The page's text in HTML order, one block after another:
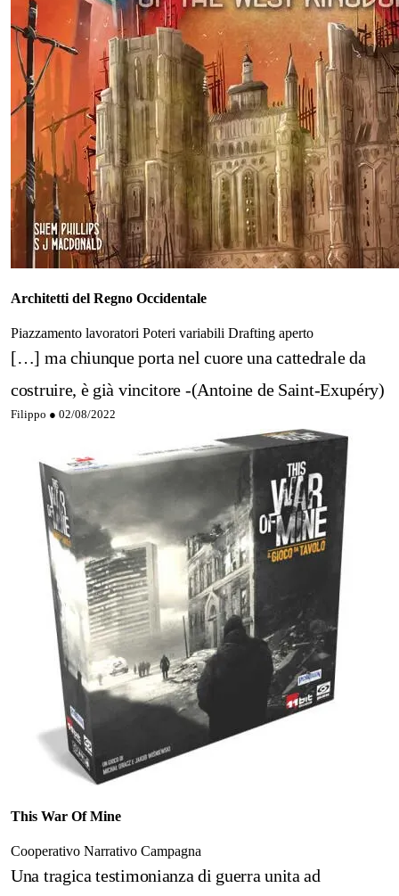
Architetti del Regno Occidentale
Piazzamento lavoratori Poteri variabili Drafting aperto
[…] ma chiunque porta nel cuore una cattedrale da
costruire, è già vincitore -(Antoine de Saint-Exupéry)
Filippo ● 02/08/2022
This War Of Mine
Cooperativo Narrativo Campagna
Una tragica testimonianza di guerra unita ad